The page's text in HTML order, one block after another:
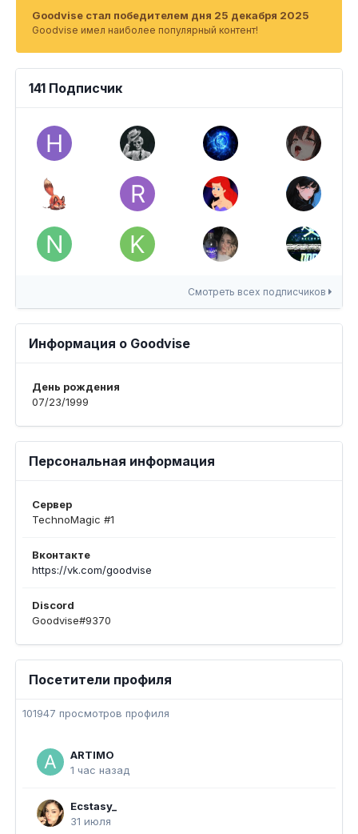
Goodvise стал победителем дня 25 декабря 2025
Goodvise имел наиболее популярный контент!
141 Подписчик
Смотреть всех подписчиков
Информация о Goodvise
День рождения
07/23/1999
Персональная информация
Сервер
TechnoMagic #1
Вконтакте
https://vk.com/goodvise
Discord
Goodvise#9370
Посетители профиля
101947 просмотров профиля
ARTIMO
1 час назад
Ecstasy_
31 июля